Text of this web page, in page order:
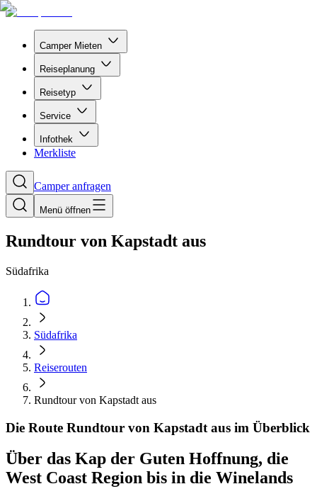
Camper Mieten
Reiseplanung
Reisetyp
Service
Infothek
Merkliste
Camper anfragen
Menü öffnen
Rundtour von Kapstadt aus
Südafrika
Südafrika
Reiserouten
Rundtour von Kapstadt aus
Die Route Rundtour von Kapstadt aus im Überblick
Über das Kap der Guten Hoffnung, die
West Coast Region bis in die Winelands